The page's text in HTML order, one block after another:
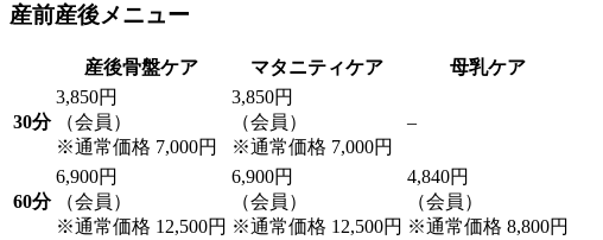
産前産後メニュー
産後骨盤ケア マタニティケア 母乳ケア
30分
3,850円
（会員）
※通常価格 7,000円
3,850円
（会員）
※通常価格 7,000円
–
60分
6,900円
（会員）
※通常価格 12,500円
6,900円
（会員）
※通常価格 12,500円
4,840円
（会員）
※通常価格 8,800円